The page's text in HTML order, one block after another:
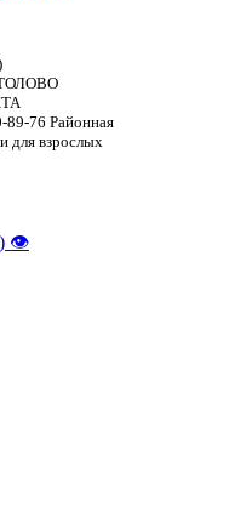
89-76 Районная
для взрослых
👁